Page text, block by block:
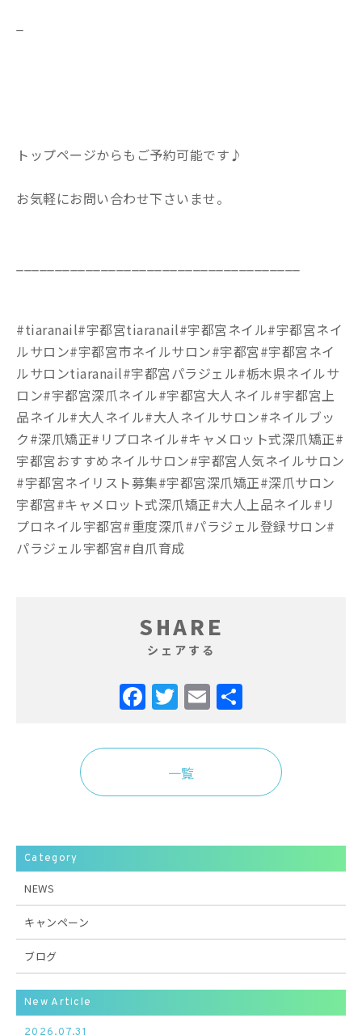
トップページからもご予約可能です♪
お気軽にお問い合わせ下さいませ。
#tiaranail#宇都宮tiaranail#宇都宮ネイル#宇都宮ネイ
ルサロン#宇都宮市ネイルサロン#宇都宮#宇都宮ネイ
ルサロンtiaranail#宇都宮パラジェル#栃木県ネイルサ
ロン#宇都宮深爪ネイル#宇都宮大人ネイル#宇都宮上
品ネイル#大人ネイル#大人ネイルサロン#ネイルブッ
ク#深爪矯正#リプロネイル#キャメロット式深爪矯正#
宇都宮おすすめネイルサロン#宇都宮人気ネイルサロン
#宇都宮ネイリスト募集#宇都宮深爪矯正#深爪サロン
宇都宮#キャメロット式深爪矯正#大人上品ネイル#リ
プロネイル宇都宮#重度深爪#パラジェル登録サロン#
パラジェル宇都宮#自爪育成
SHARE
シェアする
Facebook
Twitter
Email
一覧
Category
NEWS
キャンペーン
ブログ
New Article
2026.07.31